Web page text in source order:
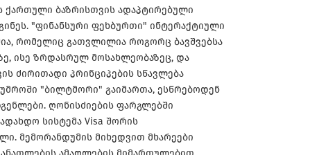
ქართული ბაზრისთვის ადაპტირებული
"ფინანსური ფეხბურთი" ინტერაქტიული
რომელიც გათვლილია როგორც ბავშვებსა
ისე ზრდასრულ მოსახლეობაზეც, და
ძირითადი პრინციპების სწავლება
"ბილტმორი" გაიმართა, ესწრებოდენ
ღონისძიების ფარგლებში
სისტემა Visa შორის
მემორანდუმის მიხედვით მხარეები